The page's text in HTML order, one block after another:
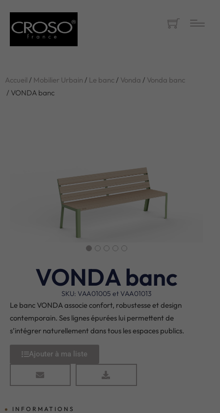
Accueil / Mobilier Urbain / Le banc / Vonda / Vonda banc
/ VONDA banc
VONDA banc
SKU: VAA01005 et VAA01013
Le banc VONDA associe confort, robustesse et design
contemporain. Ses lignes épurées lui permettent de
s’intégrer naturellement dans tous les espaces publics.
Ajouter à ma liste
INFORMATIONS